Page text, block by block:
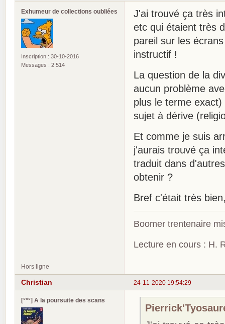
Exhumeur de collections oubliées
Inscription : 30-10-2016
Messages : 2 514
J'ai trouvé ça très
etc qui étaient très
pareil sur les
instructif !
La question de la
aucun problème
plus le terme
sujet à dérive
Et comme je suis
j'aurais trouvé ça
traduit dans
obtenir ?
Bref c'était très
Boomer trentenaire
Lecture en cours : H.
Hors ligne
24-11-2020 19:54:29
Christian
[°*°] A la poursuite des scans